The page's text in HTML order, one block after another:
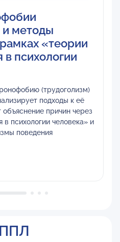
и методы
«теории
психологии
(трудоголизм)
подходы к её
объяснение причин через
психологии человека» и
поведения